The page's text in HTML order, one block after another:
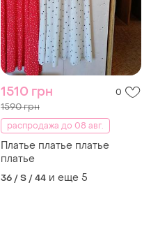
1510 грн 0
1590 грн
распродажа до 08 авг.
Платье платье платье
платье
36 / S / 44 и еще 5